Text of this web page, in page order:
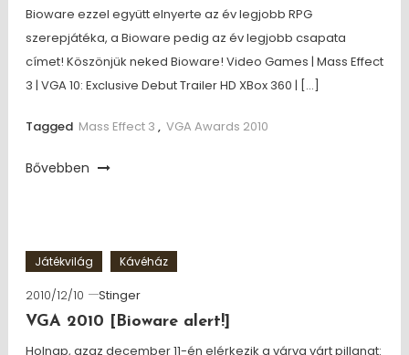
Bioware ezzel együtt elnyerte az év legjobb RPG
szerepjátéka, a Bioware pedig az év legjobb csapata
címet! Köszönjük neked Bioware! Video Games | Mass Effect
3 | VGA 10: Exclusive Debut Trailer HD XBox 360 | […]
Tagged Mass Effect 3 , VGA Awards 2010
Bővebben
Játékvilág Kávéház
2010/12/10
Stinger
VGA 2010 [Bioware alert!]
Holnap, azaz december 11-én elérkezik a várva várt pillanat: